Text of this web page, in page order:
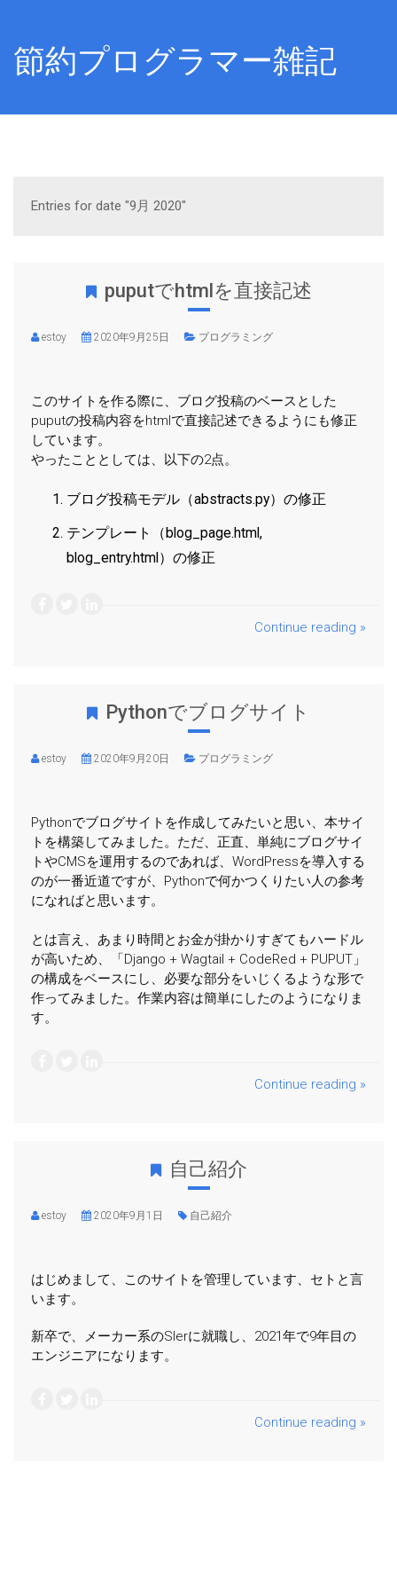
節約プログラマー雑記
Entries for date "9月 2020"
puputでhtmlを直接記述
estoy 2020年9月25日 プログラミング
このサイトを作る際に、ブログ投稿のベースとした
puputの投稿内容をhtmlで直接記述できるようにも修正
しています。
やったこととしては、以下の2点。
ブログ投稿モデル（abstracts.py）の修正
テンプレート（blog_page.html,
blog_entry.html）の修正
Continue reading »
Pythonでブログサイト
estoy 2020年9月20日 プログラミング
Pythonでブログサイトを作成してみたいと思い、本サイ
トを構築してみました。ただ、正直、単純にブログサイ
トやCMSを運用するのであれば、WordPressを導入する
のが一番近道ですが、Pythonで何かつくりたい人の参考
になればと思います。
とは言え、あまり時間とお金が掛かりすぎてもハードル
が高いため、「Django + Wagtail + CodeRed + PUPUT」
の構成をベースにし、必要な部分をいじくるような形で
作ってみました。作業内容は簡単にしたのようになりま
す。
Continue reading »
自己紹介
estoy 2020年9月1日 自己紹介
はじめまして、このサイトを管理しています、セトと言
います。
新卒で、メーカー系のSIerに就職し、2021年で9年目の
エンジニアになります。
Continue reading »